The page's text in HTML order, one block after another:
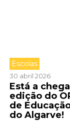
Escolas
30 abril 2026
Está a
edição do
de
do Algarve!